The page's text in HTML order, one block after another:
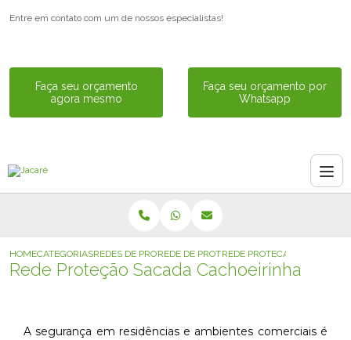
Entre em contato com um de nossos especialistas!
Faça seu orçamento
agora mesmo
Faça seu orçamento por
Whatsapp
HOMECATEGORIASREDES DE PROTECAO PARA SACADA
REDE DE PROTECAO PARA SACADA
REDE PROTECAO SACADA
Rede Proteção Sacada Cachoeirinha
A segurança em residências e ambientes comerciais é